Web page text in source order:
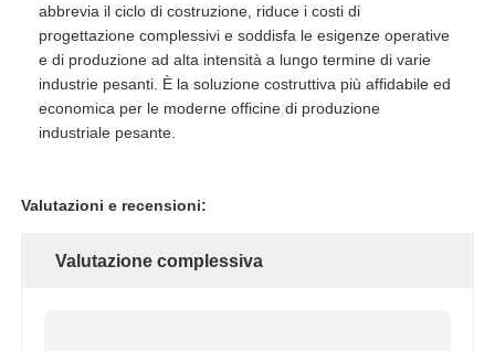
abbrevia il ciclo di costruzione, riduce i costi di
progettazione complessivi e soddisfa le esigenze operative
e di produzione ad alta intensità a lungo termine di varie
industrie pesanti. È la soluzione costruttiva più affidabile ed
economica per le moderne officine di produzione
industriale pesante.
Valutazioni e recensioni:
Valutazione complessiva